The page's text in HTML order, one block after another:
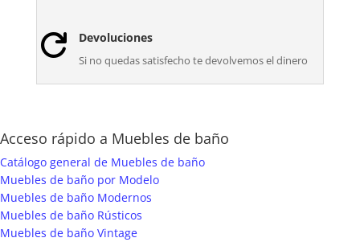
 Devoluciones
Si no quedas satisfecho te devolvemos el dinero
Acceso rápido a Muebles de baño
Catálogo general de Muebles de baño
Muebles de baño por Modelo
Muebles de baño Modernos
Muebles de baño Rústicos
Muebles de baño Vintage